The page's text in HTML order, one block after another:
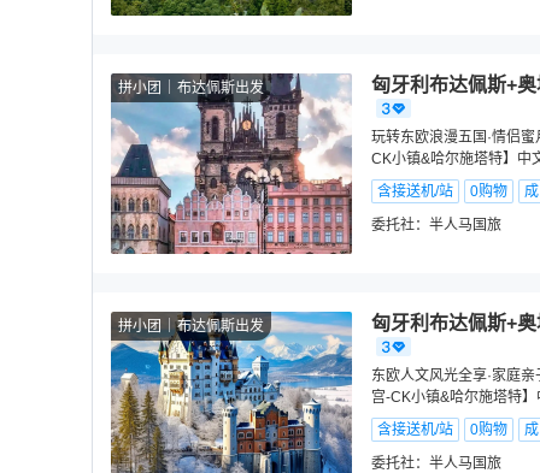
拼小团 布达佩斯出发 匈牙利布达佩斯+
玩转东欧浪漫五国·情侣
CK小镇&哈尔施塔特】中
含接送机/站
0购物
委托社： 半人马国旅
拼小团 布达佩斯出发 匈牙利布达佩斯+
东欧人文风光全享·家庭
宫-CK小镇&哈尔施塔特
含接送机/站
0购物
委托社： 半人马国旅